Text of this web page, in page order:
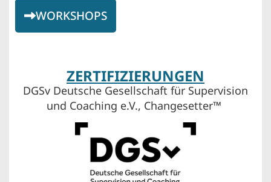
WORKSHOPS
ZERTIFIZIERUNGEN
DGSv Deutsche Gesellschaft für Supervision
und Coaching e.V., Changesetter™